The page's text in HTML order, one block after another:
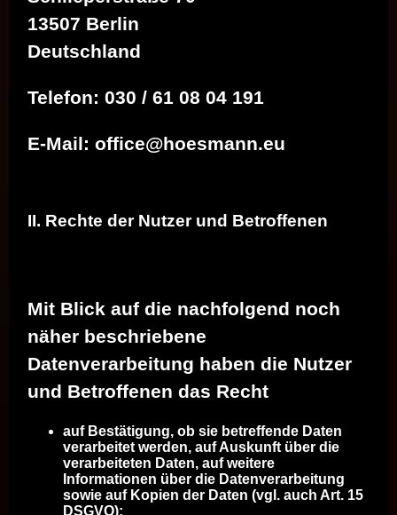
13507 Berlin
Deutschland
Telefon: 030 / 61 08 04 191
E-Mail: office@hoesmann.eu
II. Rechte der Nutzer und Betroffenen
Mit Blick auf die nachfolgend noch
näher beschriebene
Datenverarbeitung haben die Nutzer
und Betroffenen das Recht
auf Bestätigung, ob sie betreffende Daten
verarbeitet werden, auf Auskunft über die
verarbeiteten Daten, auf weitere
Informationen über die Datenverarbeitung
sowie auf Kopien der Daten (vgl. auch Art. 15
DSGVO);